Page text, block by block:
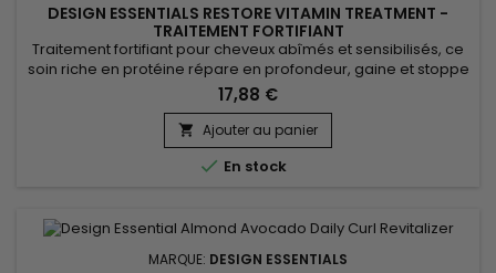
DESIGN ESSENTIALS RESTORE VITAMIN TREATMENT -
TRAITEMENT FORTIFIANT
Traitement fortifiant pour cheveux abîmés et sensibilisés, ce
soin riche en protéine répare en profondeur, gaine et stoppe
la casse.&nbsp; Bénéficiant des pouvoirs de la protéine de
blé, Design Essentials Restore Vitamin Treatment comble les
fissures dans la cuticule pour renforcer la structure interne
des cheveux, réduit la casse et les pointes...
17,88 €
 Ajouter au panier
 En stock
MARQUE: DESIGN ESSENTIALS